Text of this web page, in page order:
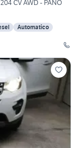
CV AWD - PANO
Automatico